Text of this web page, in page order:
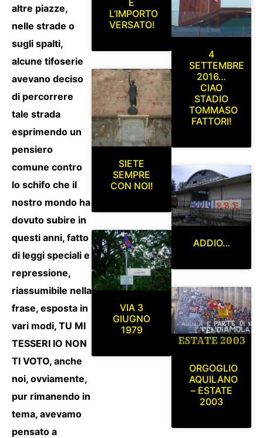
altre piazze,
nelle strade o
sugli spalti,
alcune tifoserie
avevano deciso
di percorrere
tale strada
esprimendo un
pensiero
comune contro
lo schifo che il
nostro mondo ha
dovuto subire in
questi anni, fatto
di leggi speciali e
repressione,
riassumibile nella
frase, esposta in
vari modi, TU MI
TESSERI IO NON
TI VOTO, anche
noi, ovviamente,
pur rimanendo in
tema, avevamo
pensato a
L’IMPORTO
VERSATO!
SIETE
SEMPRE
CON NOI!
VIA 3
GIUGNO
1979
4
SETTEMBRE
2016…
CIAO
STADIO
TOMMASO
FATTORI!
ADDIO…
ORGOGLIO
AQUILANO
– ESTATE
2003